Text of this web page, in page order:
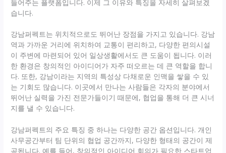
들어주는 플랫폼입니다. 이제 그 이유와 특징을 자세히 살펴보겠
습니다.
강남퍼펙트는 위치적으로도 뛰어난 장점을 가지고 있습니다. 강남
역과 가까운 거리에 위치하여 교통이 편리하고, 다양한 편의시설
이 주변에 마련되어 있어 일상생활에서도 큰 도움이 됩니다. 이러
한 환경은 창의적인 아이디어가 자주 떠오르는 데 큰 역할을 합니
다. 또한, 강남이라는 지역의 특성상 다채로운 인맥을 쌓을 수 있
는 기회도 많습니다. 이곳에서 만나는 사람들은 각자의 분야에서
뛰어난 실력을 가진 전문가들이기 때문에, 협업을 통해 더 큰 시너
지를 낼 수 있습니다.
강남퍼펙트의 주요 특징 중 하나는 다양한 공간 옵션입니다. 개인
사무공간부터 팀 단위의 협업 공간까지, 다양한 형태의 공간이 제
공됩니다. 예를 들어, 창의적인 아이디어 회의가 필요한 스타트업